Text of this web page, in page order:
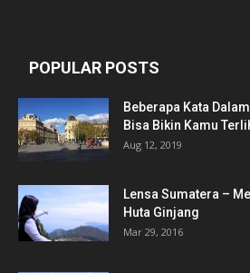
POPULAR POSTS
Beberapa Kata
Bisa Bikin Kamu
Aug 12, 2019
Lensa Sumatera –
Huta Ginjang
Mar 29, 2016